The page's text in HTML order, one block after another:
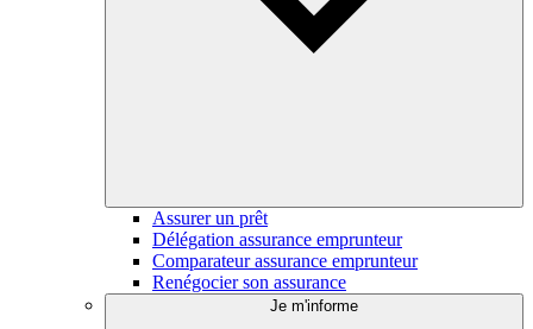
Assurer un prêt
Délégation assurance emprunteur
Comparateur assurance emprunteur
Renégocier son assurance
Je m'informe